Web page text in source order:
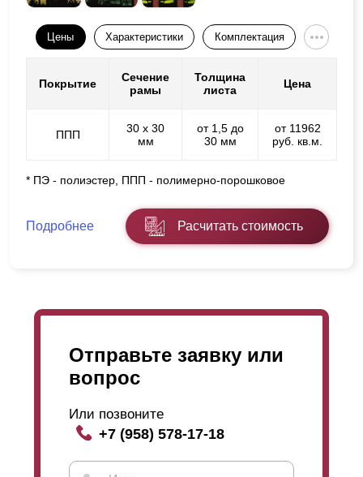
Цены Характеристики Комплектация
Покрытие
Сечение
рамы
Толщина
листа
Цена
ППП
30 х 30
мм
от 1,5 до
30 мм
от 11962
руб. кв.м.
* ПЭ - полиэстер, ППП - полимерно-порошковое
Подробнее Расчитать стоимость
Отправьте заявку или
вопрос
Или позвоните
+7 (958) 578-17-18